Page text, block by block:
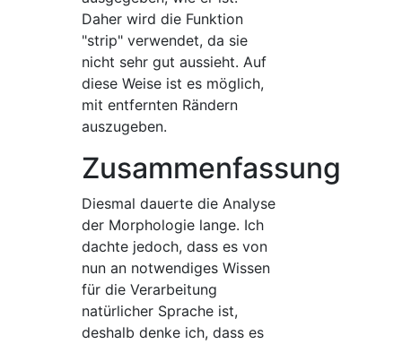
Daher wird die Funktion
"strip" verwendet, da sie
nicht sehr gut aussieht. Auf
diese Weise ist es möglich,
mit entfernten Rändern
auszugeben.
Zusammenfassung
Diesmal dauerte die Analyse
der Morphologie lange. Ich
dachte jedoch, dass es von
nun an notwendiges Wissen
für die Verarbeitung
natürlicher Sprache ist,
deshalb denke ich, dass es